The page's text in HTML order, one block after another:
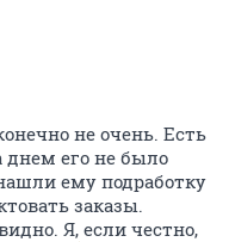
не очень. Есть
днем его не было
ему подработку
заказы.
Я, если честно,